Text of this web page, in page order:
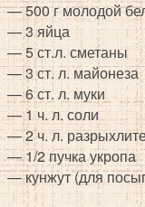
— 500 г молодой
— 3 яйца
— 5 ст.л. сметаны
— 3 ст. л. майонеза
— 6 ст. л. муки
— 1 ч. л. соли
— 2 ч. л.
— 1/2 пучка укропа
— кунжут (для